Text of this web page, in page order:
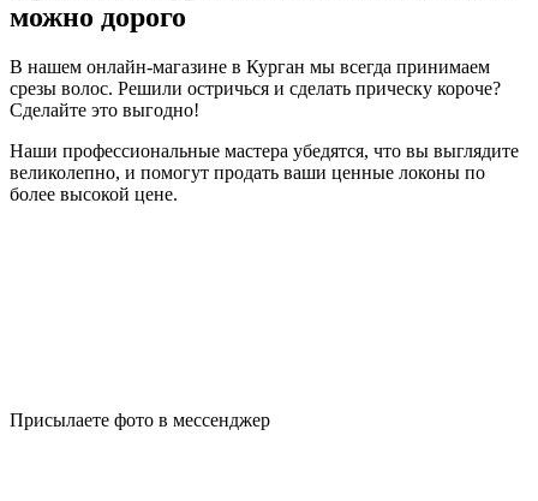
можно дорого
В нашем онлайн-магазине в Курган мы всегда принимаем
срезы волос. Решили остричься и сделать прическу короче?
Сделайте это выгодно!
Наши профессиональные мастера убедятся, что вы выглядите
великолепно, и помогут продать ваши ценные локоны по
более высокой цене.
Присылаете фото в мессенджер